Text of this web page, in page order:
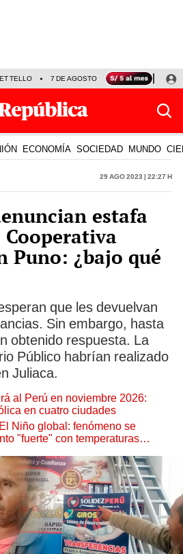
TELLO 7 DE AGOSTO TINKA RESULTADOS
ECONOMÍA SOCIEDAD MUNDO
29 Ago 2023 | 22:27 h
estafa
Puno: ¿bajo qué
que les devuelvan
Sin embargo, hasta
obtenido respuesta. La
Público habrían realizado
Juliaca.
al Perú en noviembre 2026:
en cuatro ciudades
Niño global: fenómeno se
"fuerte" con temperaturas